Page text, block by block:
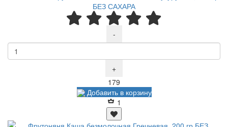
БЕЗ САХАРА
-
+
179
Добавить в корзину
1